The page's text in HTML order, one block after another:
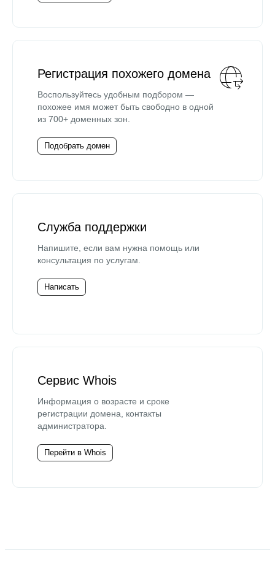
Регистрация похожего домена
Воспользуйтесь удобным подбором —
похожее имя может быть свободно в одной
из 700+ доменных зон.
Подобрать домен
Служба поддержки
Напишите, если вам нужна помощь или
консультация по услугам.
Написать
Сервис Whois
Информация о возрасте и сроке
регистрации домена, контакты
администратора.
Перейти в Whois